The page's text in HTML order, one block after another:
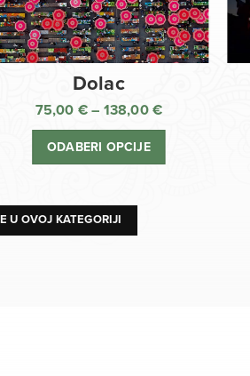
Dolac
75,00 € – 138,00 €
cijena:
ODABERI OPCIJE
U OVOJ KATEGORIJI